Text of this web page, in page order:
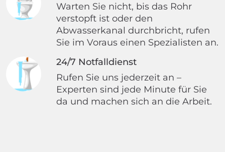
Warten Sie nicht, bis das Rohr
verstopft ist oder den
Abwasserkanal durchbricht, rufen
Sie im Voraus einen Spezialisten an.
24/7 Notfalldienst
Rufen Sie uns jederzeit an –
Experten sind jede Minute für Sie
da und machen sich an die Arbeit.